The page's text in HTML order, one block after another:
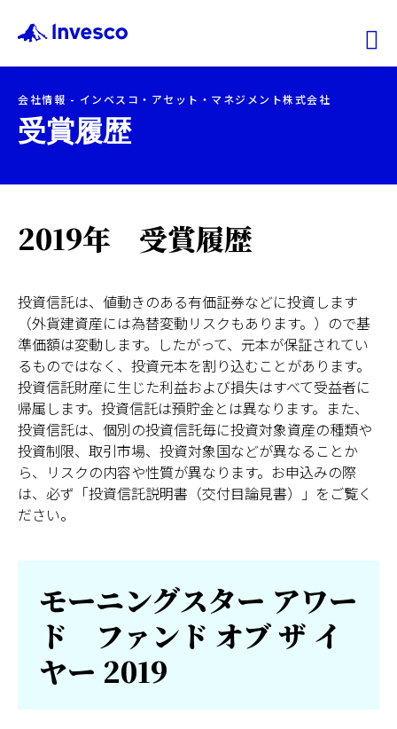
ファンド情報
投資のヒント
機関投資家
日本
会社情報 - インベスコ・アセット・マネジメント株式会社
受賞履歴
2019年 受賞履歴
投資信託は、値動きのある有価証券などに投資します
（外貨建資産には為替変動リスクもあります。）ので基
準価額は変動します。したがって、元本が保証されてい
るものではなく、投資元本を割り込むことがあります。
投資信託財産に生じた利益および損失はすべて受益者に
帰属します。投資信託は預貯金とは異なります。また、
投資信託は、個別の投資信託毎に投資対象資産の種類や
投資制限、取引市場、投資対象国などが異なることか
ら、リスクの内容や性質が異なります。お申込みの際
は、必ず「投資信託説明書（交付目論見書）」をご覧く
ださい。
モーニングスター アワー
ド ファンド オブ ザ イ
ヤー 2019